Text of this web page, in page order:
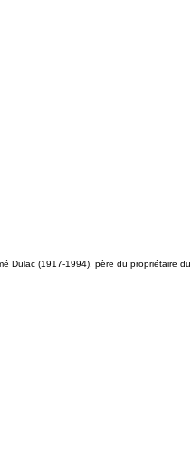
(1917-1994), père du propriétaire